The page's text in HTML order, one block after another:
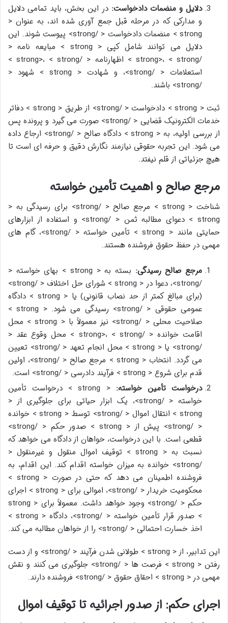
دلایل و منضمات دادخواست: در این بخش، باید تمامی دلایل
و مدارکی که در مرحله قبل جمع آوری شده اند، به عنوان <
strong > منضمات دادخواست < /strong> پیوست شوند. این
دلایل می توانند شامل کپی < strong > مبایعه نامه <
/strong>، < strong > اظهارنامه < /strong>، < strong >
استعلامات < /strong>، و شهادت < strong > شهود <
/strong> باشند.
ثبت < strong > دادخواست < /strong> از طریق < strong > دفاتر
خدمات الکترونیک قضایی < /strong> صورت می گیرد و پرونده پس
از بررسی اولیه، به < strong > دادگاه صالح < /strong> ارجاع داده
می شود. این تجربه حقوقی نیازمند نگارش دقیق و حرفه ای است تا
هیچ جزئیاتی از قلم نیفتد.
مرجع صالح و اهمیت تأمین خواسته
شناخت < strong > مرجع صالح < /strong> برای رسیدگی به <
strong > دعوای مطالبه ثمن < /strong> و استفاده از ابزارهای
حمایتی مانند < strong > تأمین خواسته < /strong>، گام های
مهمی در حفظ حقوق فروشنده هستند.
مرجع صالح رسیدگی:
بسته به < strong > بهای خواسته <
/strong>، دعوا در < strong > شورای حل اختلاف < /strong>
(برای مبالغ کمتر از حد نصاب قانونی) یا < strong > دادگاه
عمومی حقوقی < /strong> رسیدگی می شود. < strong >
صلاحیت محلی < /strong> نیز معمولاً با < strong > محل
اقامت خوانده < /strong>، < strong > محل وقوع عقد <
/strong> یا < strong > محل انجام تعهد < /strong> تعیین
می گردد. انتخاب < strong > مرجع صالح < /strong>، اولین
قدم برای شروع < strong > فرآیند دادرسی < /strong> است.
درخواست تأمین خواسته:
< strong > درخواست تأمین
خواسته < /strong>، یک ابزار حیاتی برای جلوگیری از <
strong > انتقال اموال < /strong> توسط < strong > خوانده
< /strong> پیش از < strong > صدور حکم < /strong>
قطعی است. با این درخواست، خواهان از دادگاه می خواهد که
نسبت به < strong > توقیف اموال منقول و غیرمنقول <
/strong> خوانده به میزان خواسته اقدام کند. این اقدام، به
فروشنده اطمینان می دهد که حتی در صورت < strong >
محکومیت خریدار < /strong>، اموالی برای < strong > اجرای
حکم < /strong> وجود خواهد داشت. معمولاً برای < strong
> صدور قرار تأمین خواسته < /strong>، دادگاه < strong >
اخذ خسارت احتمالی < /strong> را از خواهان مطالبه می کند.
این تدابیر، از < strong > طولانی شدن فرآیند < /strong> و از دست
رفتن < strong > فرصت ها < /strong> جلوگیری می کنند و نقش
مهمی در < strong > احقاق حقوق < /strong> فروشنده دارند.
اجرای حکم: از صدور اجرائیه تا توقیف اموال